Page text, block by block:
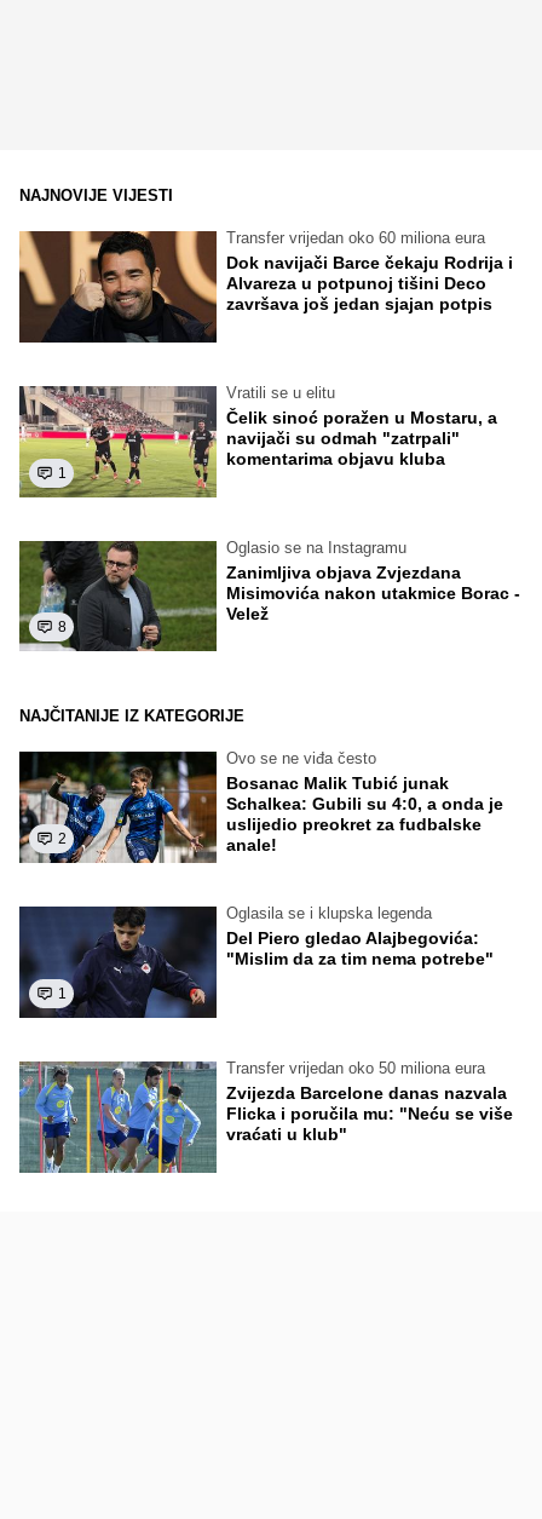
NAJNOVIJE VIJESTI
Transfer vrijedan oko 60 miliona eura
Dok navijači Barce čekaju Rodrija i
Alvareza u potpunoj tišini Deco
završava još jedan sjajan potpis
1
Vratili se u elitu
Čelik sinoć poražen u Mostaru, a
navijači su odmah "zatrpali"
komentarima objavu kluba
8
Oglasio se na Instagramu
Zanimljiva objava Zvjezdana
Misimovića nakon utakmice Borac -
Velež
NAJČITANIJE IZ KATEGORIJE
2
Ovo se ne viđa često
Bosanac Malik Tubić junak
Schalkea: Gubili su 4:0, a onda je
uslijedio preokret za fudbalske
anale!
1
Oglasila se i klupska legenda
Del Piero gledao Alajbegovića:
"Mislim da za tim nema potrebe"
Transfer vrijedan oko 50 miliona eura
Zvijezda Barcelone danas nazvala
Flicka i poručila mu: "Neću se više
vraćati u klub"